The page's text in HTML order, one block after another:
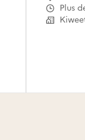
Le
Plus